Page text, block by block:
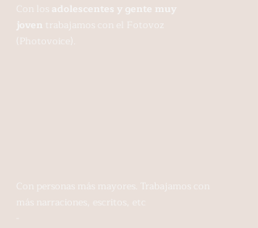
Con los adolescentes y gente muy
joven trabajamos con el Fotovoz
(Photovoice).
Con personas más mayores. Trabajamos con
más narraciones, escritos, etc